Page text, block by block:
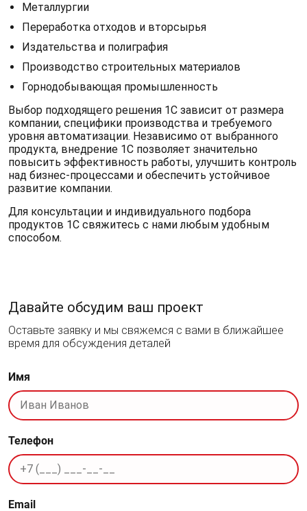
Металлургии
Переработка отходов и вторсырья
Издательства и полиграфия
Производство строительных материалов
Горнодобывающая промышленность
Выбор подходящего решения 1С зависит от размера
компании, специфики производства и требуемого
уровня автоматизации. Независимо от выбранного
продукта, внедрение 1С позволяет значительно
повысить эффективность работы, улучшить контроль
над бизнес-процессами и обеспечить устойчивое
развитие компании.
Для консультации и индивидуального подбора
продуктов 1С свяжитесь с нами любым удобным
способом.
Давайте обсудим ваш проект
Оставьте заявку и мы свяжемся с вами в ближайшее
время для обсуждения деталей
Имя
Телефон
Email